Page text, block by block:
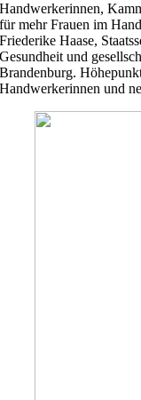
Handwerkerinnen,
für mehr Frauen im
Friederike Haase,
Gesundheit und
Brandenburg.
Handwerkerinnen und